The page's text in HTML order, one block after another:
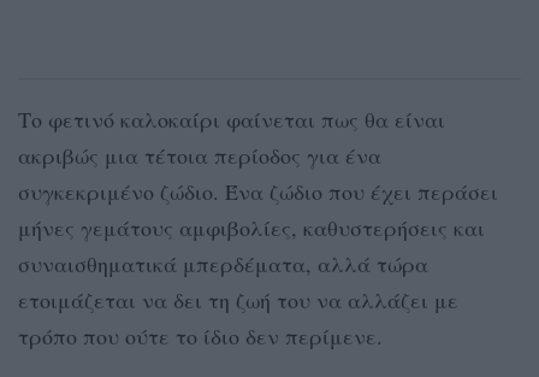
Το φετινό καλοκαίρι φαίνεται πως θα είναι
ακριβώς μια τέτοια περίοδος για ένα
συγκεκριμένο ζώδιο. Ένα ζώδιο που έχει περάσει
μήνες γεμάτους αμφιβολίες, καθυστερήσεις και
συναισθηματικά μπερδέματα, αλλά τώρα
ετοιμάζεται να δει τη ζωή του να αλλάζει με
τρόπο που ούτε το ίδιο δεν περίμενε.